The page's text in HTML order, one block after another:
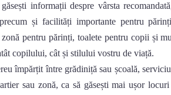
informații despre vârsta
și facilități importante pentru
pentru părinți, toalete pentru copii și
copilului, cât și stilului vostru de viață.
împărțit între grădiniță sau școală,
sau zonă, ca să găsești mai ușor locuri